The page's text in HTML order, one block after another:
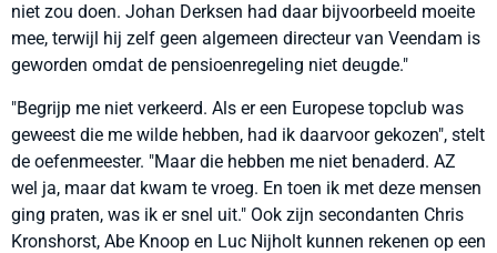
niet zou doen. Johan Derksen had daar bijvoorbeeld moeite
mee, terwijl hij zelf geen algemeen directeur van Veendam is
geworden omdat de pensioenregeling niet deugde."
"Begrijp me niet verkeerd. Als er een Europese topclub was
geweest die me wilde hebben, had ik daarvoor gekozen", stelt
de oefenmeester. "Maar die hebben me niet benaderd. AZ
wel ja, maar dat kwam te vroeg. En toen ik met deze mensen
ging praten, was ik er snel uit." Ook zijn secondanten Chris
Kronshorst, Abe Knoop en Luc Nijholt kunnen rekenen op een